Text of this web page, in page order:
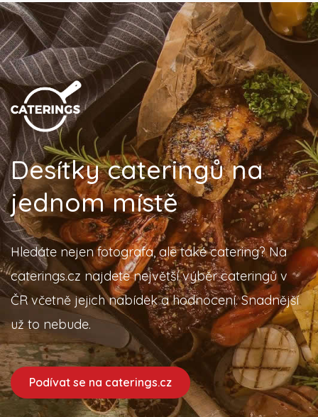
Desítky cateringů na
jednom místě
Hledáte nejen fotografa, ale také catering? Na
caterings.cz najdete největší výběr cateringů v
ČR včetně jejich nabídek a hodnocení. Snadnější
už to nebude.
Podívat se na caterings.cz